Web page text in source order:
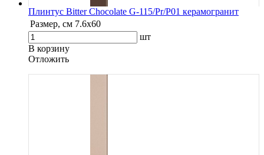
Плинтус Bitter Chocolate G-115/Pr/P01 керамогранит
Размер, см 7.6х60
шт
В корзину
Oтложить